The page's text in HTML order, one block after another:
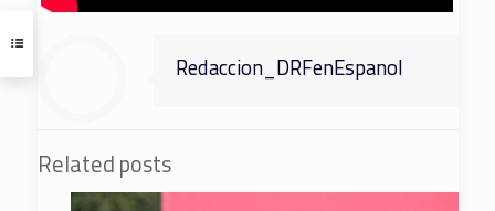
Redaccion_DRFenEspanol
Related posts